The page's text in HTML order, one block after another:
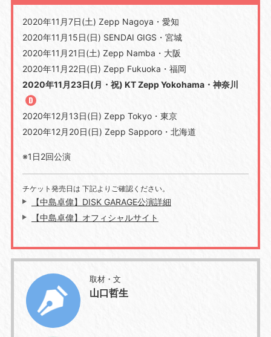
2020年11月7日(土) Zepp Nagoya・愛知
2020年11月15日(日) SENDAI GIGS・宮城
2020年11月21日(土) Zepp Namba・大阪
2020年11月22日(日) Zepp Fukuoka・福岡
2020年11月23日(月・祝) KT Zepp Yokohama・神奈川
2020年12月13日(日) Zepp Tokyo・東京
2020年12月20日(日) Zepp Sapporo・北海道
※1日2回公演
チケット発売日は 下記よりご確認ください。
【中島卓偉】DISK GARAGE公演詳細
【中島卓偉】オフィシャルサイト
取材・文
山口哲生